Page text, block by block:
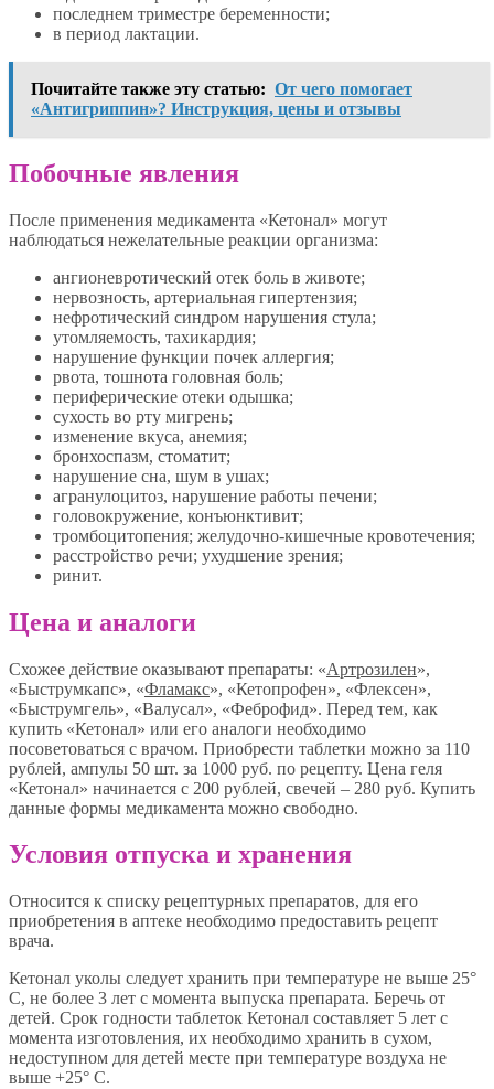
последнем триместре беременности;
в период лактации.
Почитайте также эту статью: От чего помогает
«Антигриппин»? Инструкция, цены и отзывы
Побочные явления
После применения медикамента «Кетонал» могут
наблюдаться нежелательные реакции организма:
ангионевротический отек боль в животе;
нервозность, артериальная гипертензия;
нефротический синдром нарушения стула;
утомляемость, тахикардия;
нарушение функции почек аллергия;
рвота, тошнота головная боль;
периферические отеки одышка;
сухость во рту мигрень;
изменение вкуса, анемия;
бронхоспазм, стоматит;
нарушение сна, шум в ушах;
агранулоцитоз, нарушение работы печени;
головокружение, конъюнктивит;
тромбоцитопения; желудочно-кишечные кровотечения;
расстройство речи; ухудшение зрения;
ринит.
Цена и аналоги
Схожее действие оказывают препараты: «Артрозилен»,
«Быструмкапс», «Фламакс», «Кетопрофен», «Флексен»,
«Быструмгель», «Валусал», «Феброфид». Перед тем, как
купить «Кетонал» или его аналоги необходимо
посоветоваться с врачом. Приобрести таблетки можно за 110
рублей, ампулы 50 шт. за 1000 руб. по рецепту. Цена геля
«Кетонал» начинается с 200 рублей, свечей – 280 руб. Купить
данные формы медикамента можно свободно.
Условия отпуска и хранения
Относится к списку рецептурных препаратов, для его
приобретения в аптеке необходимо предоставить рецепт
врача.
Кетонал уколы следует хранить при температуре не выше 25°
С, не более 3 лет с момента выпуска препарата. Беречь от
детей. Срок годности таблеток Кетонал составляет 5 лет с
момента изготовления, их необходимо хранить в сухом,
недоступном для детей месте при температуре воздуха не
выше +25° С.